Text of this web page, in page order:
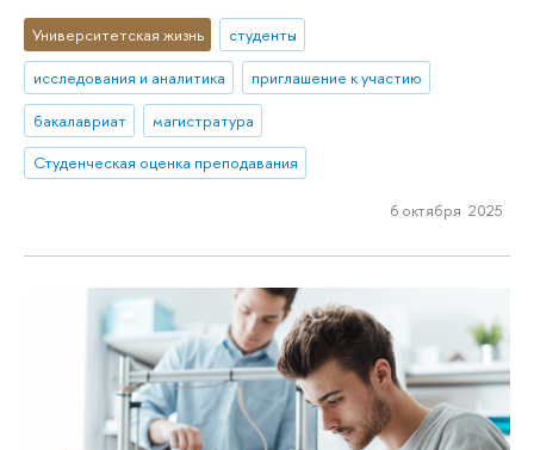
Университетская жизнь
студенты
исследования и аналитика
приглашение к участию
бакалавриат
магистратура
Студенческая оценка преподавания
6 октября 2025